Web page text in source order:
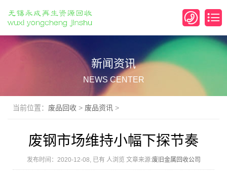
新闻资讯
NEWS CENTER
当前位置： 废品回收 > 废品资讯 >
废钢市场维持小幅下探节奏
发布时间：2020-12-08, 已有 人浏览 文章来源:废旧金属回收公司